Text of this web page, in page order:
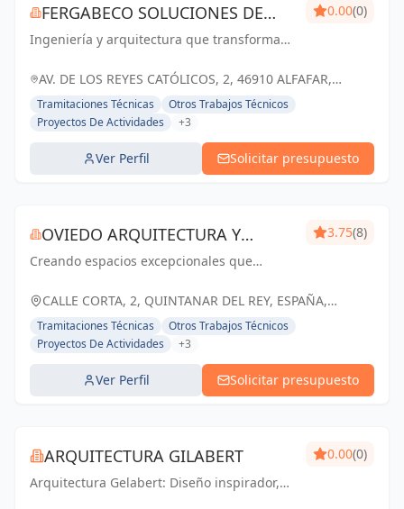
FERGABECO SOLUCIONES DE
INGENIERÍA
Ingeniería y arquitectura que transforma
futuro de Valencia.
0.00(0)
AV. DE LOS REYES CATÓLICOS, 2, 46910 ALFAFAR,
VALENCIA, ESPAÑA, España
Tramitaciones Técnicas
Otros Trabajos Técnicos
Proyectos De Actividades
+3
Ver Perfil Solicitar presupuesto
OVIEDO ARQUITECTURA Y
CONSTRUCCIÓN
Creando espacios excepcionales que
tiempo. Tu visión, nuestra pasión.
3.75(8)
CALLE CORTA, 2, QUINTANAR DEL REY, ESPAÑA,
España
Tramitaciones Técnicas
Otros Trabajos Técnicos
Proyectos De Actividades
+3
Ver Perfil Solicitar presupuesto
ARQUITECTURA GILABERT
Arquitectura Gelabert: Diseño inspirador,
0.00(0)